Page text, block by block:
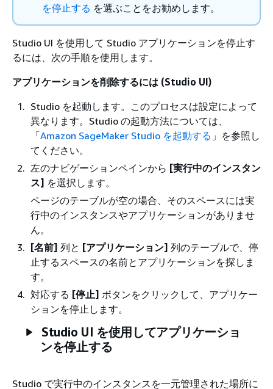
を停止する を選ぶことをお勧めします。
Studio UI を使用して Studio アプリケーションを停止す
るには、次の手順を使用します。
アプリケーションを削除するには (Studio UI)
Studio を起動します。このプロセスは設定によって
異なります。Studio の起動方法については、
「Amazon SageMaker Studio を起動する 」を参照し
てください。
左のナビゲーションペインから [実行中のインスタン
ス] を選択します。
ページのテーブルが空の場合、そのスペースには実
行中のインスタンスやアプリケーションがありませ
ん。
[名前] 列と [アプリケーション] 列のテーブルで、停
止するスペースの名前とアプリケーションを探しま
す。
対応する [停止] ボタンをクリックして、アプリケー
ションを停止します。
Studio UI を使用してアプリケーショ
ンを停止する
Studio で実行中のインスタンスを一元管理された場所に